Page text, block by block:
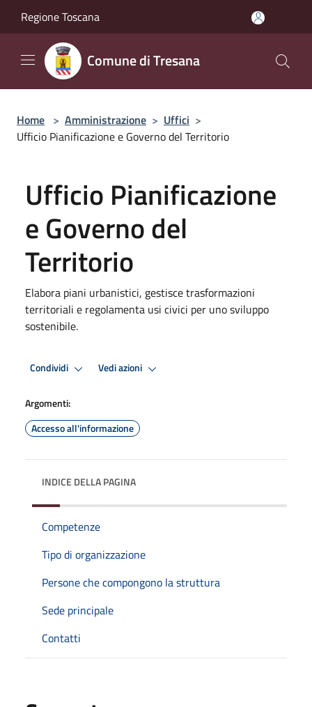
Regione Toscana
Comune di Tresana
Home > Amministrazione > Uffici >
Ufficio Pianificazione e Governo del Territorio
Ufficio Pianificazione
e Governo del
Territorio
Elabora piani urbanistici, gestisce trasformazioni
territoriali e regolamenta usi civici per uno sviluppo
sostenibile.
Condividi Vedi azioni
Argomenti:
Accesso all'informazione
INDICE DELLA PAGINA
Competenze
Tipo di organizzazione
Persone che compongono la struttura
Sede principale
Contatti